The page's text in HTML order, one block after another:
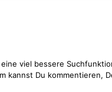
viel bessere
kannst Du kommentieren,